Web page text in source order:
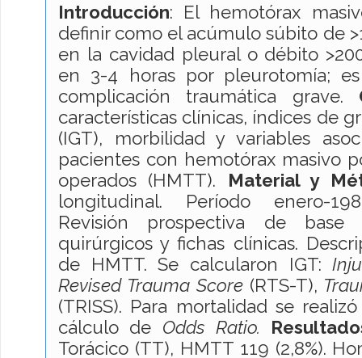
Introducción: El hemotórax
definir como el acúmulo súbito de
en la cavidad pleural o débito
en 3-4 horas por pleurotomía;
complicación traumática grave.
características clínicas, índices de
(IGT), morbilidad y variables
pacientes con hemotórax masivo
operados (HMTT). Material y
longitudinal. Período enero-
Revisión prospectiva de base
quirúrgicos y fichas clínicas.
de HMTT. Se calcularon IGT:
Revised Trauma Score(RTS-T),
(TRISS). Para mortalidad se
cálculo de Odds Ratio.
Torácico (TT), HMTT 119 (2,8%).